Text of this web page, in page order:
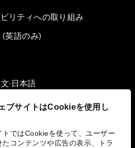
ブサイトはCookieを使用し
トではCookieを使って、ユーザー
たコンテンツや広告の表示、トラ
リティへの取り組み
英語のみ)
▪ 日本語